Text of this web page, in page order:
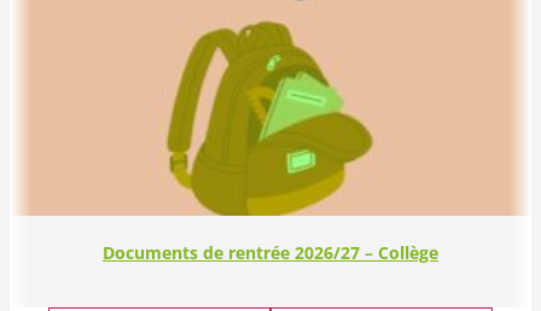
Documents de rentrée 2026/27 – Collège